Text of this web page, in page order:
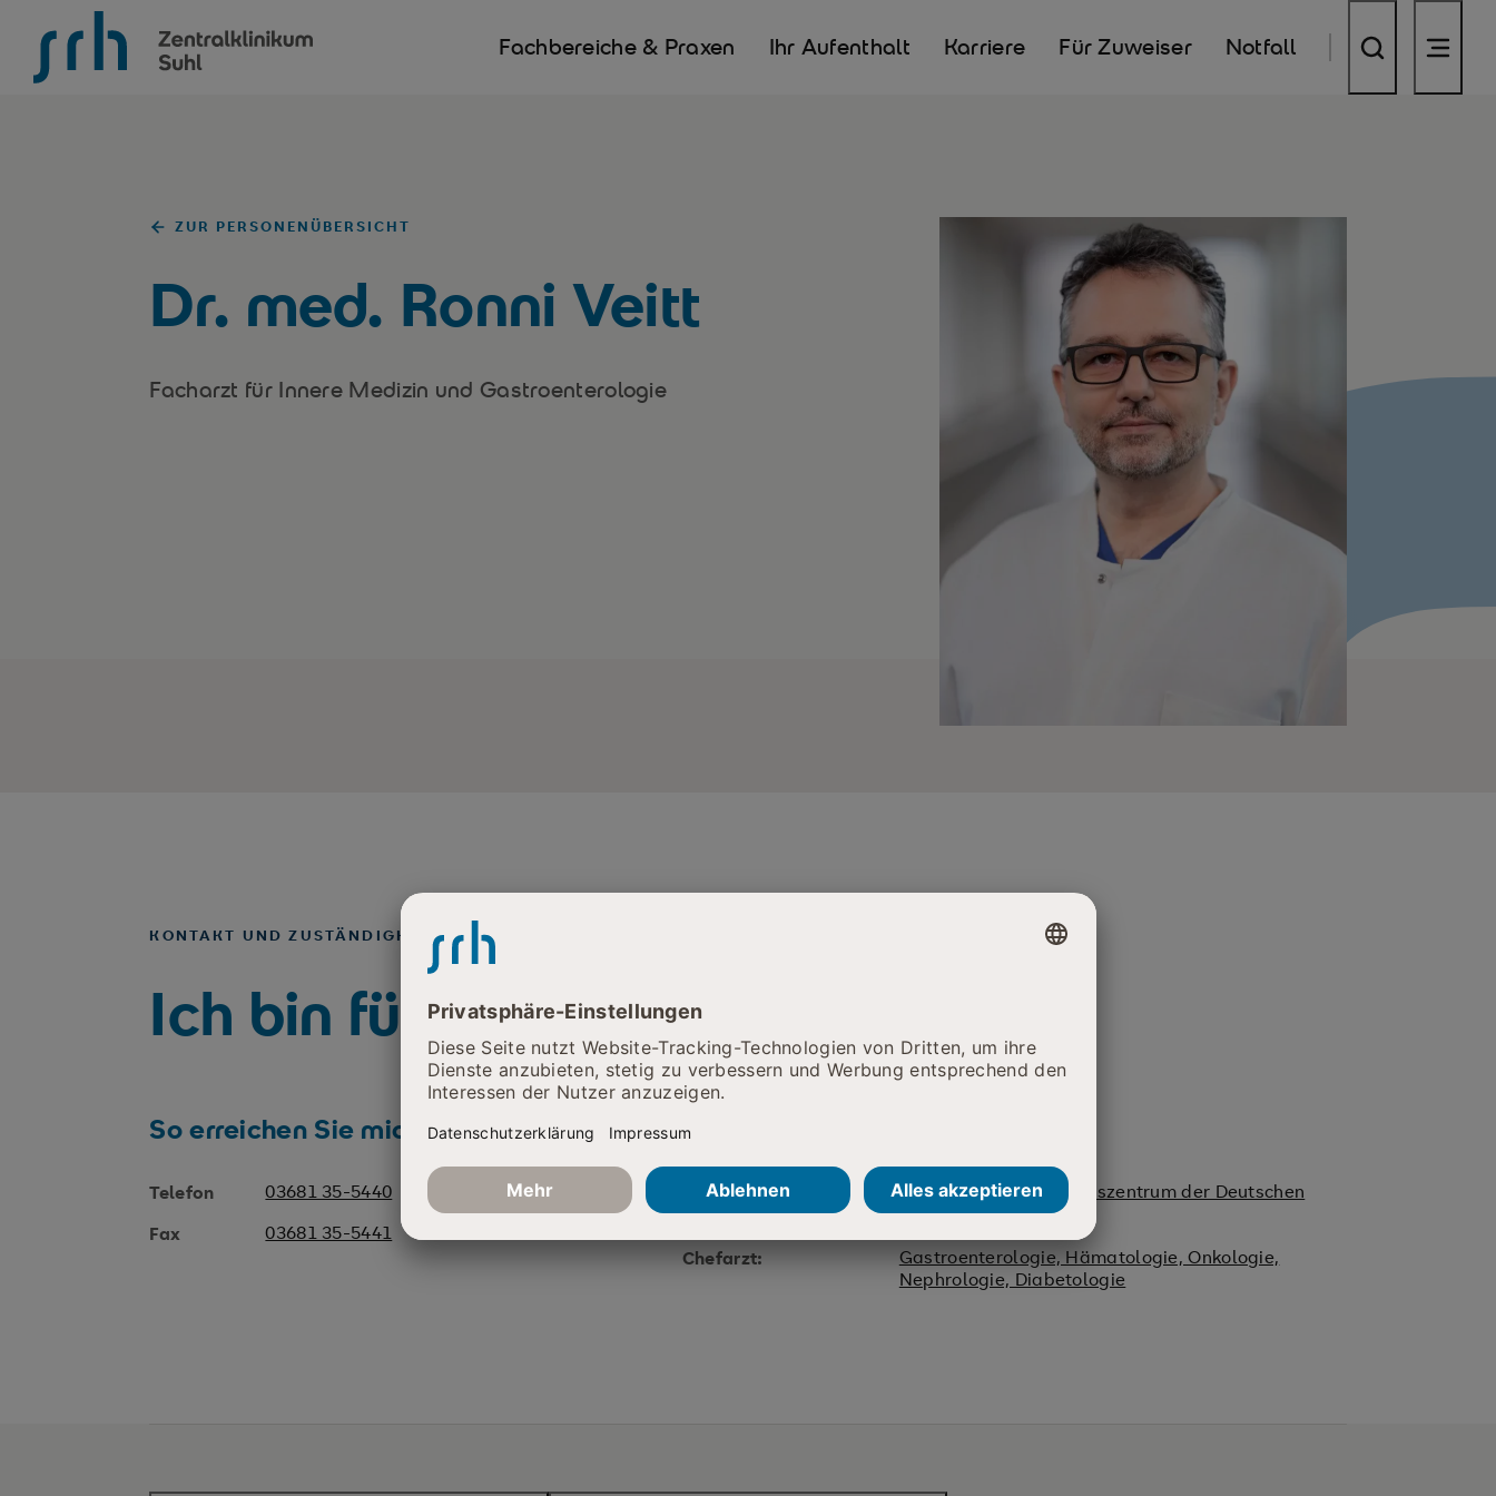
Fachbereiche & Praxen Ihr Aufenthalt Karriere Für Zuweiser Notfall
ZUR PERSONENÜBERSICHT
Dr. med. Ronni Veitt
Facharzt für Innere Medizin und Gastroenterologie
KONTAKT UND ZUSTÄNDIGKEITEN
Ich bin für Sie da
So erreichen Sie mich
Telefon
03681 35-5440
Fax
03681 35-5441
Hierfür bin ich zuständig
Chefarzt
Gastroenterologie:
zertifiziertes Darmkrebszentrum der Deutschen
Krebsgesellschaft
Chefarzt:
Gastroenterologie, Hämatologie, Onkologie,
Nephrologie, Diabetologie